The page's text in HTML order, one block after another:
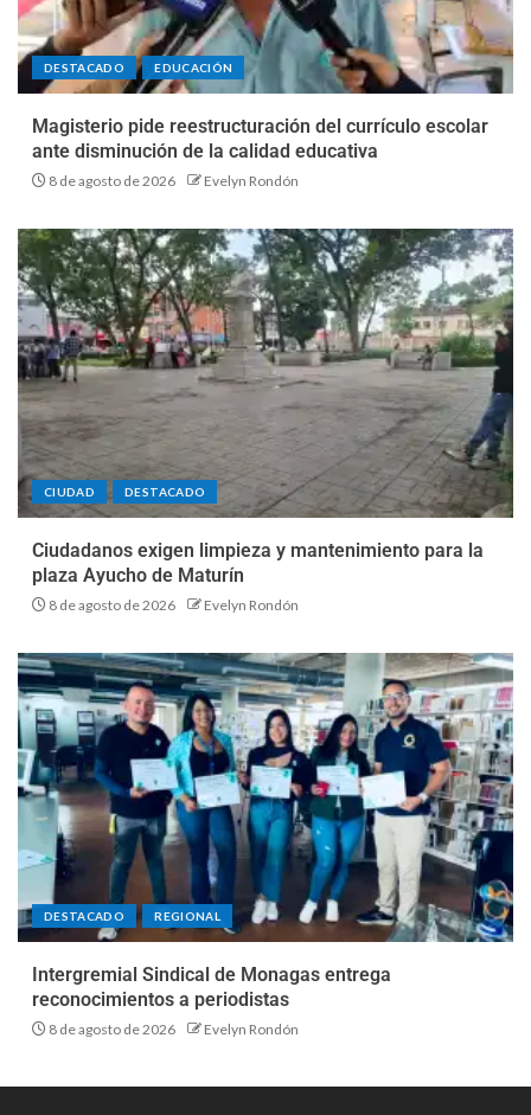
DESTACADO EDUCACIÓN
Magisterio pide reestructuración del currículo escolar
ante disminución de la calidad educativa
8 de agosto de 2026 Evelyn Rondón
CIUDAD DESTACADO
Ciudadanos exigen limpieza y mantenimiento para la
plaza Ayucho de Maturín
8 de agosto de 2026 Evelyn Rondón
DESTACADO REGIONAL
Intergremial Sindical de Monagas entrega
reconocimientos a periodistas
8 de agosto de 2026 Evelyn Rondón